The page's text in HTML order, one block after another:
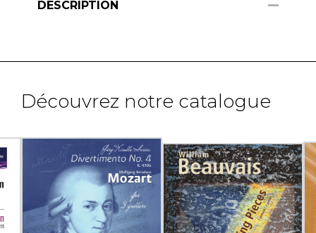
DESCRIPTION
Découvrez notre catalogue